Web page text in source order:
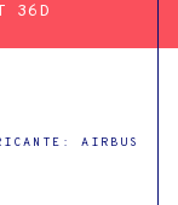
36D
AIRBUS